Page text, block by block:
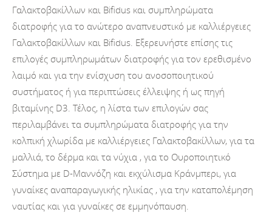
Γαλακτοβακίλλων και Bifidus και συμπληρώματα
διατροφής για το ανώτερο αναπνευστικό με καλλιέργειες
Γαλακτοβακίλλων και Bifidus. Εξερευνήστε επίσης τις
επιλογές συμπληρωμάτων διατροφής για τον ερεθισμένο
λαιμό και για την ενίσχυση του ανοσοποιητικού
συστήματος ή για περιπτώσεις έλλειψης ή ως πηγή
βιταμίνης D3. Τέλος, η λίστα των επιλογών σας
περιλαμβάνει τα συμπληρώματα διατροφής για την
κολπική χλωρίδα με καλλιέργειες Γαλακτοβακίλλων, για τα
μαλλιά, το δέρμα και τα νύχια , για το Ουροποιητικό
Σύστημα με D-Μαννόζη και εκχύλισμα Kράνμπερι, για
γυναίκες αναπαραγωγικής ηλικίας , για την καταπολέμηση
ναυτίας και για γυναίκες σε εμμηνόπαυση.